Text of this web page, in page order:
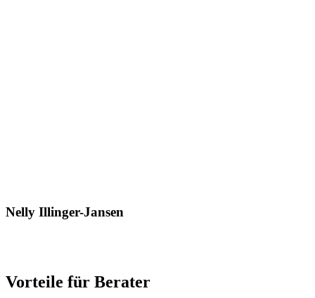
Nelly Illinger-Jansen
Vorteile für Berater